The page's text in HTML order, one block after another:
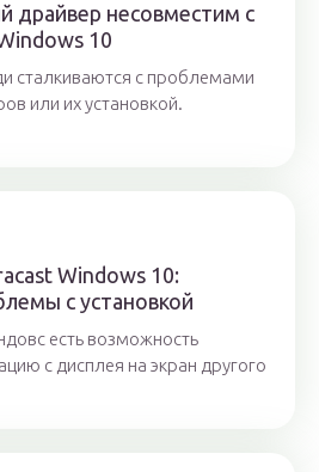
драйвер несовместим с
10
сталкиваются с проблемами
или их установкой.
Windows 10:
с установкой
есть возможность
с дисплея на экран другого